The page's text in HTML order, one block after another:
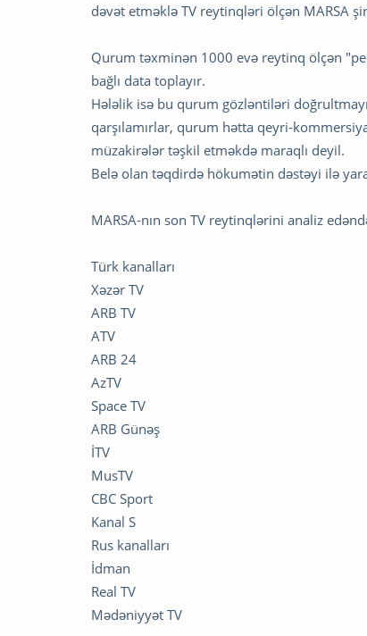
dəvət etməklə TV reytinqləri ölçən MARSA
Qurum təxminən 1000 evə reytinq ölçən
bağlı data toplayır.
Hələlik isə bu qurum gözləntiləri
qarşılamırlar, qurum hətta qeyri-
müzakirələr təşkil etməkdə maraqlı deyil.
Belə olan təqdirdə hökumətin dəstəyi ilə
MARSA-nın son TV reytinqlərini analiz
Türk kanalları
Xəzər TV
ARB TV
ATV
ARB 24
AzTV
Space TV
ARB Günəş
İTV
MusTV
CBC Sport
Kanal S
Rus kanalları
İdman
Real TV
Mədəniyyət TV